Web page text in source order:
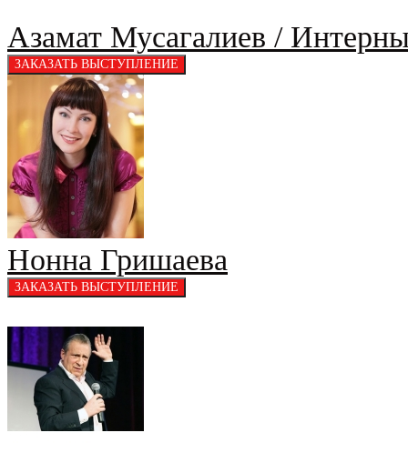
Азамат Мусагалиев /
Нонна Гришаева